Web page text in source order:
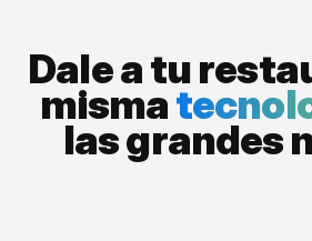
Dale a tu
misma
las grandes